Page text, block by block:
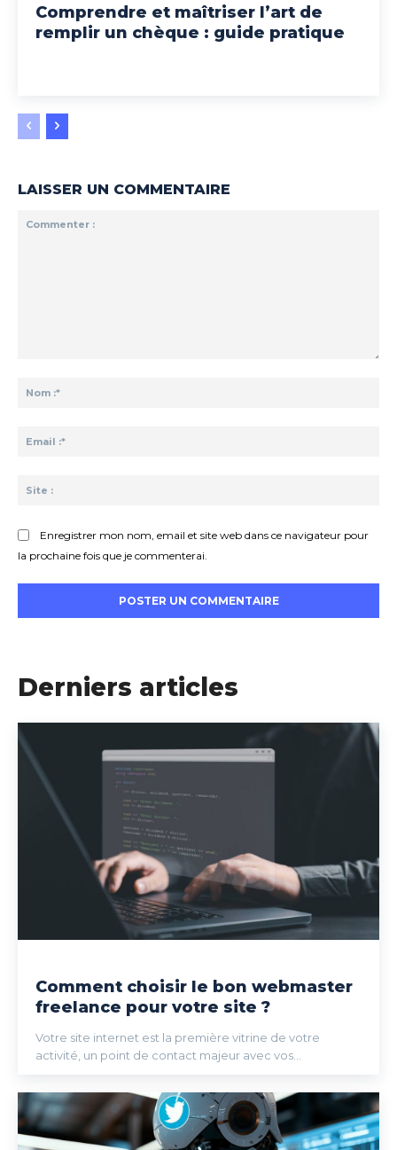
Comprendre et maîtriser l’art de
remplir un chèque : guide pratique
LAISSER UN COMMENTAIRE
Enregistrer mon nom, email et site web dans ce navigateur pour
la prochaine fois que je commenterai.
Derniers articles
Comment choisir le bon webmaster
freelance pour votre site ?
Votre site internet est la première vitrine de votre
activité, un point de contact majeur avec vos...